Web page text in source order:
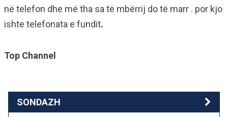
në telefon dhe më tha sa të mbërrij do të marr . por kjo
ishte telefonata e fundit.
Top Channel
SONDAZH